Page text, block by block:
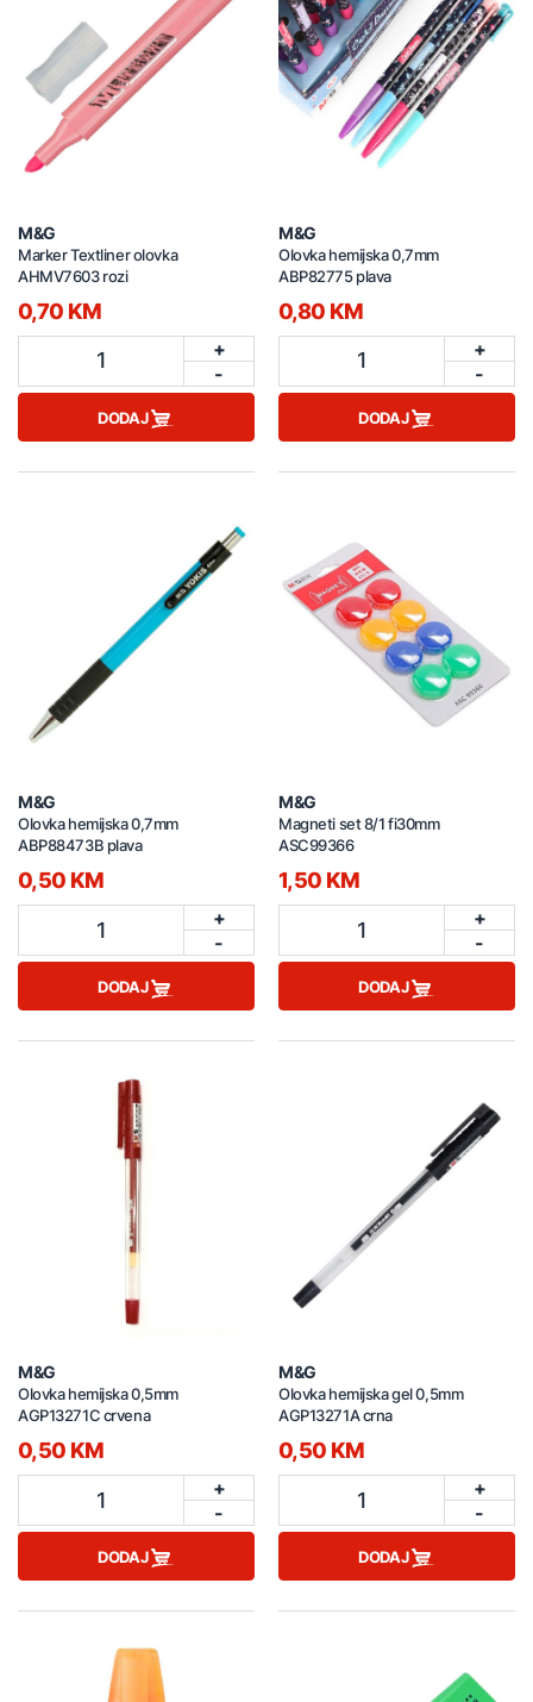
M&G
Marker Textliner olovka
AHMV7603 rozi
0,70 KM
1
+
-
DODAJ
M&G
Olovka hemijska 0,7mm
ABP82775 plava
0,80 KM
1
+
-
DODAJ
M&G
Olovka hemijska 0,7mm
ABP88473B plava
0,50 KM
1
+
-
DODAJ
M&G
Magneti set 8/1 fi30mm
ASC99366
1,50 KM
1
+
-
DODAJ
M&G
Olovka hemijska 0,5mm
AGP13271C crvena
0,50 KM
1
+
-
DODAJ
M&G
Olovka hemijska gel 0,5mm
AGP13271A crna
0,50 KM
1
+
-
DODAJ